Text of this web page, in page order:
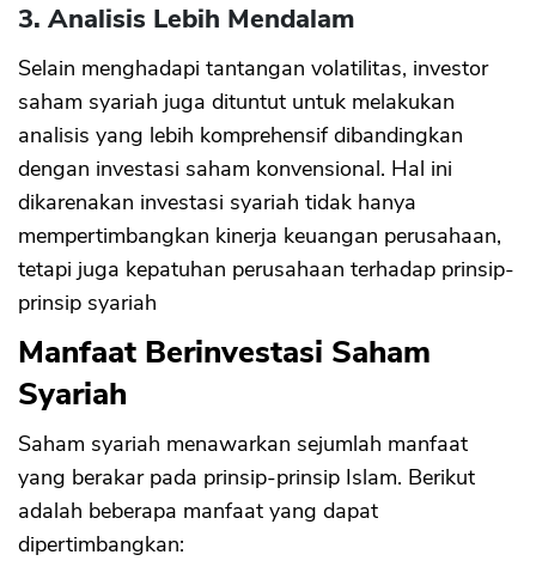
3. Analisis Lebih Mendalam
Selain menghadapi tantangan volatilitas, investor
saham syariah juga dituntut untuk melakukan
analisis yang lebih komprehensif dibandingkan
dengan investasi saham konvensional. Hal ini
dikarenakan investasi syariah tidak hanya
mempertimbangkan kinerja keuangan perusahaan,
tetapi juga kepatuhan perusahaan terhadap prinsip-
prinsip syariah
Manfaat Berinvestasi Saham
Syariah
Saham syariah menawarkan sejumlah manfaat
yang berakar pada prinsip-prinsip Islam. Berikut
adalah beberapa manfaat yang dapat
dipertimbangkan: